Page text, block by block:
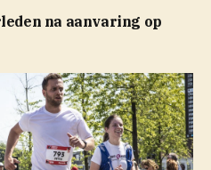
na aanvaring op